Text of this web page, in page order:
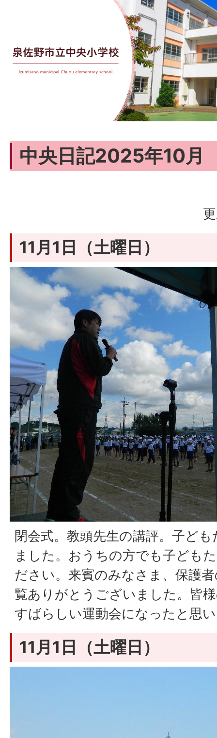
中央日記2025年10月
11月1日（土曜日）
閉会式。教頭先生の講評。子ど
ました。おうちの方でも子ども
ださい。来賓のみなさま、保護
覧ありがとうございました。皆
すばらしい運動会になったと思
11月1日（土曜日）